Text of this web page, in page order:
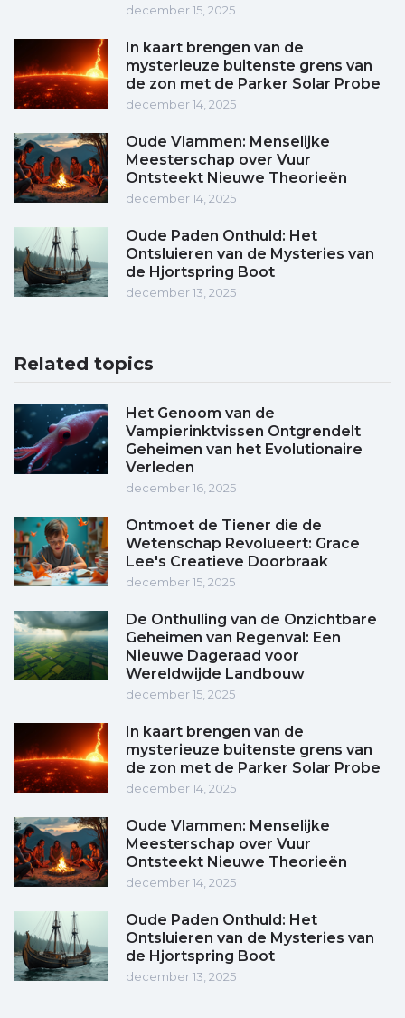
december 15, 2025
In kaart brengen van de
mysterieuze buitenste grens van
de zon met de Parker Solar Probe
december 14, 2025
Oude Vlammen: Menselijke
Meesterschap over Vuur
Ontsteekt Nieuwe Theorieën
december 14, 2025
Oude Paden Onthuld: Het
Ontsluieren van de Mysteries van
de Hjortspring Boot
december 13, 2025
Related topics
Het Genoom van de
Vampierinktvissen Ontgrendelt
Geheimen van het Evolutionaire
Verleden
december 16, 2025
Ontmoet de Tiener die de
Wetenschap Revolueert: Grace
Lee's Creatieve Doorbraak
december 15, 2025
De Onthulling van de Onzichtbare
Geheimen van Regenval: Een
Nieuwe Dageraad voor
Wereldwijde Landbouw
december 15, 2025
In kaart brengen van de
mysterieuze buitenste grens van
de zon met de Parker Solar Probe
december 14, 2025
Oude Vlammen: Menselijke
Meesterschap over Vuur
Ontsteekt Nieuwe Theorieën
december 14, 2025
Oude Paden Onthuld: Het
Ontsluieren van de Mysteries van
de Hjortspring Boot
december 13, 2025